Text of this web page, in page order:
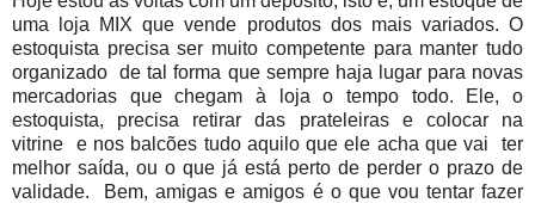
uma loja MIX que vende produtos dos mais variados. O
estoquista precisa ser muito competente para manter tudo
organizado de tal forma que sempre haja lugar para novas
mercadorias que chegam à loja o tempo todo. Ele, o
estoquista, precisa retirar das prateleiras e colocar na
vitrine e nos balcões tudo aquilo que ele acha que vai ter
melhor saída, ou o que já está perto de perder o prazo de
validade. Bem, amigas e amigos é o que vou tentar fazer